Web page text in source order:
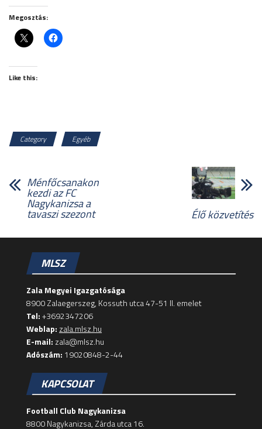
Megosztás:
Like this:
Category Egyéb
Ménfőcsanakon
kezdi az FC
Nagykanizsa a
tavaszi szezont Élő közvetítés
MLSZ
Zala Megyei Igazgatósága
8900 Zalaegerszeg, Kossuth utca 47-51 II. emelet
Tel:+3692347206
Weblap: zala.mlsz.hu
E-mail: zala@mlsz.hu
Adószám: 19020848-2-44
KAPCSOLAT
Football Club Nagykanizsa
8800 Nagykanizsa, Zárda utca 16.